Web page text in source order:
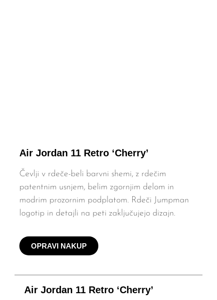
Air Jordan 11 Retro ‘Cherry’
Čevlji v rdeče-beli barvni shemi, z rdečim
patentnim usnjem, belim zgornjim delom in
modrim prozornim podplatom. Rdeči Jumpman
logotip in detajli na peti zaključujejo dizajn.
OPRAVI NAKUP
Air Jordan 11 Retro ‘Cherry’